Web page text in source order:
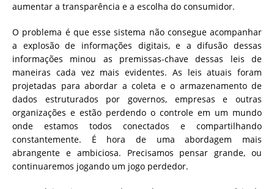
aumentar a transparência e a escolha do consumidor.
O problema é que esse sistema não consegue acompanhar
a explosão de informações digitais, e a difusão dessas
informações minou as premissas-chave dessas leis de
maneiras cada vez mais evidentes. As leis atuais foram
projetadas para abordar a coleta e o armazenamento de
dados estruturados por governos, empresas e outras
organizações e estão perdendo o controle em um mundo
onde estamos todos conectados e compartilhando
constantemente. É hora de uma abordagem mais
abrangente e ambiciosa. Precisamos pensar grande, ou
continuaremos jogando um jogo perdedor.